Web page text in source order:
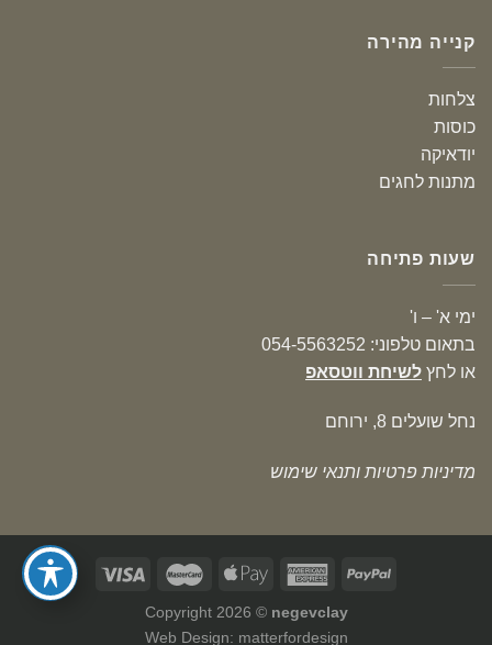
קנייה מהירה
צלחות
כוסות
יודאיקה
מתנות לחגים
שעות פתיחה
ימי א' – ו'
בתאום טלפוני: 054-5563252
או לחץ לשיחת ווטסאפ
נחל שועלים 8, ירוחם
מדיניות פרטיות ותנאי שימוש
Copyright 2026 © negevclay
Web Design: matterfordesign